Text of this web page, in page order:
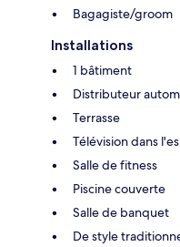
Bagagiste/groom
Installations
1 bâtiment
Distributeur
Terrasse
Télévision dans
Salle de fitness
Piscine couverte
Salle de banquet
De style